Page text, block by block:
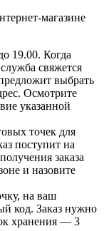
магазине
19.00. Когда
свяжется
выбрать
Осмотрите
указанной
точек для
поступит на
заказа
и назовите
на ваш
код. Заказ нужно
хранения — 3